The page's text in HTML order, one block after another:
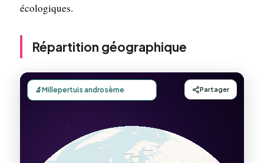
écologiques.
Répartition géographique